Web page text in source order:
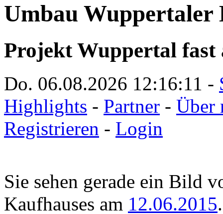
Umbau Wuppertaler
Projekt Wuppertal fast
Do. 06.08.2026 12:16:11 -
Highlights - Partner - Über
Registrieren - Login
Sie sehen gerade ein Bild
Kaufhauses am 12.06.2015.